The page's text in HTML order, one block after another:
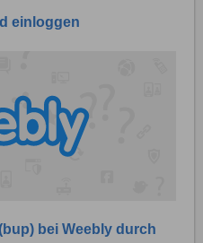
einloggen
bei Weebly durch